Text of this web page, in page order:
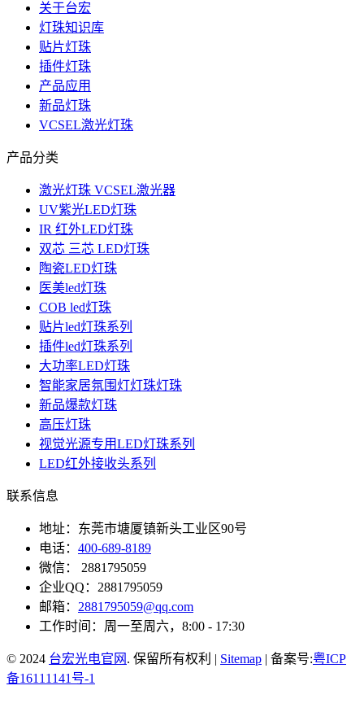
关于台宏
灯珠知识库
贴片灯珠
插件灯珠
产品应用
新品灯珠
VCSEL激光灯珠
产品分类
激光灯珠 VCSEL激光器
UV紫光LED灯珠
IR 红外LED灯珠
双芯 三芯 LED灯珠
陶瓷LED灯珠
医美led灯珠
COB led灯珠
贴片led灯珠系列
插件led灯珠系列
大功率LED灯珠
智能家居氛围灯灯珠灯珠
新品爆款灯珠
高压灯珠
视觉光源专用LED灯珠系列
LED红外接收头系列
联系信息
地址：东莞市塘厦镇新头工业区90号
电话： 400-689-8189
微信： 2881795059
企业QQ：2881795059
邮箱： 2881795059@qq.com
工作时间：周一至周六，8:00 - 17:30
© 2024 台宏光电官网 . 保留所有权利 | Sitemap | 备案号:粤ICP
备16111141号-1